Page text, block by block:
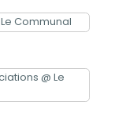
Le Communal
@ Le